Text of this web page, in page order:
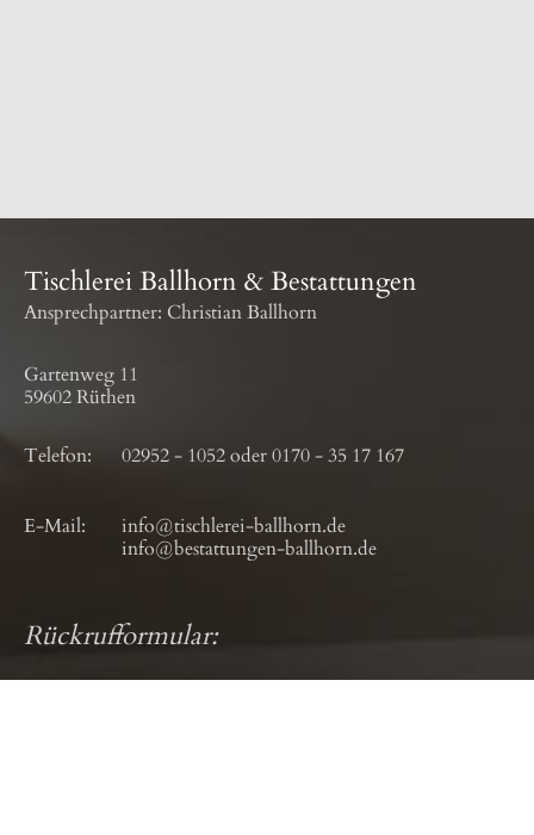
Tischlerei Ballhorn & Bestattungen
Ansprechpartner: Christian Ballhorn
Gartenweg 11
59602 Rüthen
Telefon: 02952 - 1052oder0170 - 35 17 167
E-Mail:
info@tischlerei-ballhorn.de
info@bestattungen-ballhorn.de
Rückrufformular: